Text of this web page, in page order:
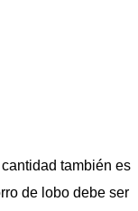
también es
de lobo debe ser